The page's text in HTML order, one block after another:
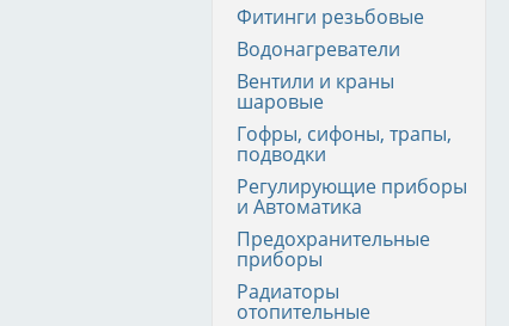
Фитинги резьбовые
Водонагреватели
Вентили и краны
шаровые
Гофры, сифоны, трапы,
подводки
Регулирующие приборы
и Автоматика
Предохранительные
приборы
Радиаторы
отопительные